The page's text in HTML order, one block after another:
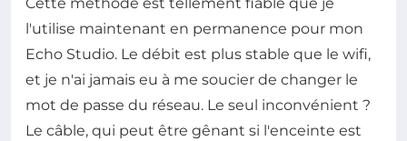
l'utilise maintenant en permanence pour mon
Echo Studio. Le débit est plus stable que le wifi,
et je n'ai jamais eu à me soucier de changer le
mot de passe du réseau. Le seul inconvénient ?
Le câble, qui peut être gênant si l'enceinte est